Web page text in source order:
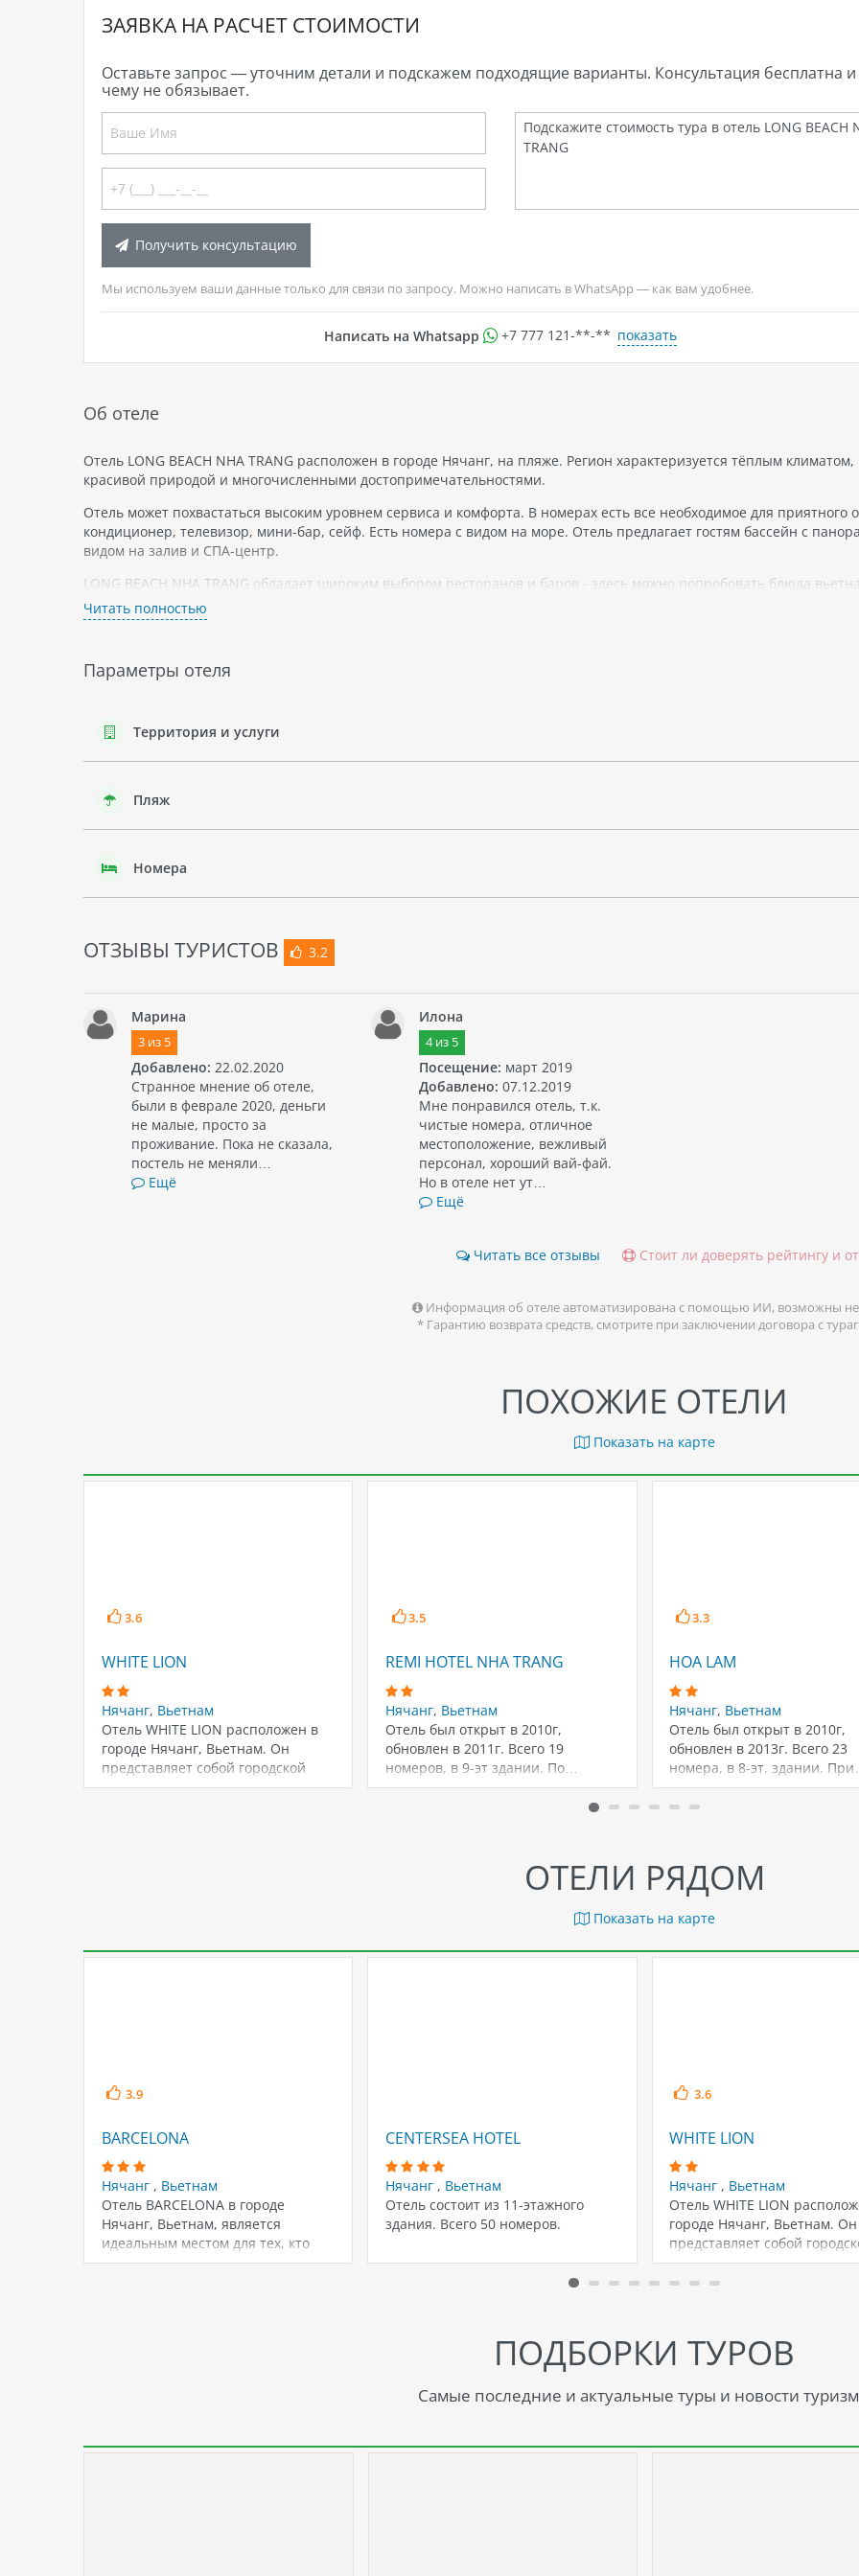
ЗАЯВКА НА РАСЧЕТ СТОИМОСТИ
Оставьте запрос — уточним детали и подскажем подходящие варианты. Консультация бесплатна и
чему не обязывает.
Получить консультацию
Мы используем ваши данные только для связи по запросу. Можно написать в WhatsApp — как вам удобнее.
Написать на Whatsapp +7 777 121-**-** показать
Об отеле
Отель LONG BEACH NHA TRANG расположен в городе Нячанг, на пляже. Регион характеризуется тёплым климатом,
красивой природой и многочисленными достопримечательностями.
Отель может похвастаться высоким уровнем сервиса и комфорта. В номерах есть все необходимое для приятного
кондиционер, телевизор, мини-бар, сейф. Есть номера с видом на море. Отель предлагает гостям бассейн с
видом на залив и СПА-центр.
LONG BEACH NHA TRANG обладает широким выбором ресторанов и баров - здесь можно попробовать блюда
европейской кухни, а также насладиться коктейлем в баре у бассейна.
Нячанг знаменит своими
посетить рынки и магазины.
В целом, отель LONG BEACH NHA TRANG - отличный вариант для тех, кто хочет совместить отдых на пляже с
Читать полностью
Параметры отеля
Территория и услуги
Пляж
Номера
ОТЗЫВЫ ТУРИСТОВ 3.2
Марина
3из 5
Добавлено: 22.02.2020
Странное мнение об отеле,
были в феврале 2020, деньги
не малые, просто за
проживание. Пока не сказала,
постель не меняли…
Ещё
Илона
4из 5
Посещение: март 2019
Добавлено: 07.12.2019
Мне понравился отель, т.к.
чистые номера, отличное
местоположение, вежливый
персонал, хороший вай-фай.
Но в отеле нет ут…
Ещё
Читать все отзывы Стоит ли доверять рейтингу и
Информация об отеле автоматизирована с помощью ИИ, возможны
* Гарантию возврата средств, смотрите при заключении договора с
ПОХОЖИЕ ОТЕЛИ
Показать на карте
3.6
WHITE LION
Нячанг, Вьетнам
Отель WHITE LION расположен в
городе Нячанг, Вьетнам. Он
представляет собой городской
SPA-отель, который радует…
3.5
REMI HOTEL NHA TRANG
Нячанг, Вьетнам
Отель был открыт в 2010г,
обновлен в 2011г. Всего 19
номеров, в 9-эт здании. По…
3.3
HOA LAM
Нячанг, Вьетнам
Отель был открыт в 2010г,
обновлен в 2013г. Всего 23
номера, в 8-эт. здании.
ОТЕЛИ РЯДОМ
Показать на карте
3.9
BARCELONA
Нячанг , Вьетнам
Отель BARCELONA в городе
Нячанг, Вьетнам, является
идеальным местом для тех, кто
хочет отдохнуть в…
CENTERSEA HOTEL
Нячанг , Вьетнам
Отель состоит из 11-этажного
здания. Всего 50 номеров.
3.6
WHITE LION
Нячанг , Вьетнам
Отель WHITE LION
городе Нячанг, Вьетнам. Он
представляет собой
SPA-отель, который
ПОДБОРКИ ТУРОВ
Самые последние и актуальные туры и новости